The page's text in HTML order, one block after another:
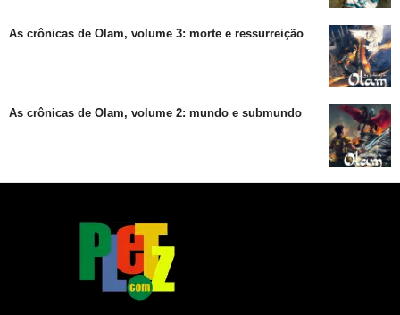
As crônicas de Olam, volume 3: morte e ressurreição
As crônicas de Olam, volume 2: mundo e submundo